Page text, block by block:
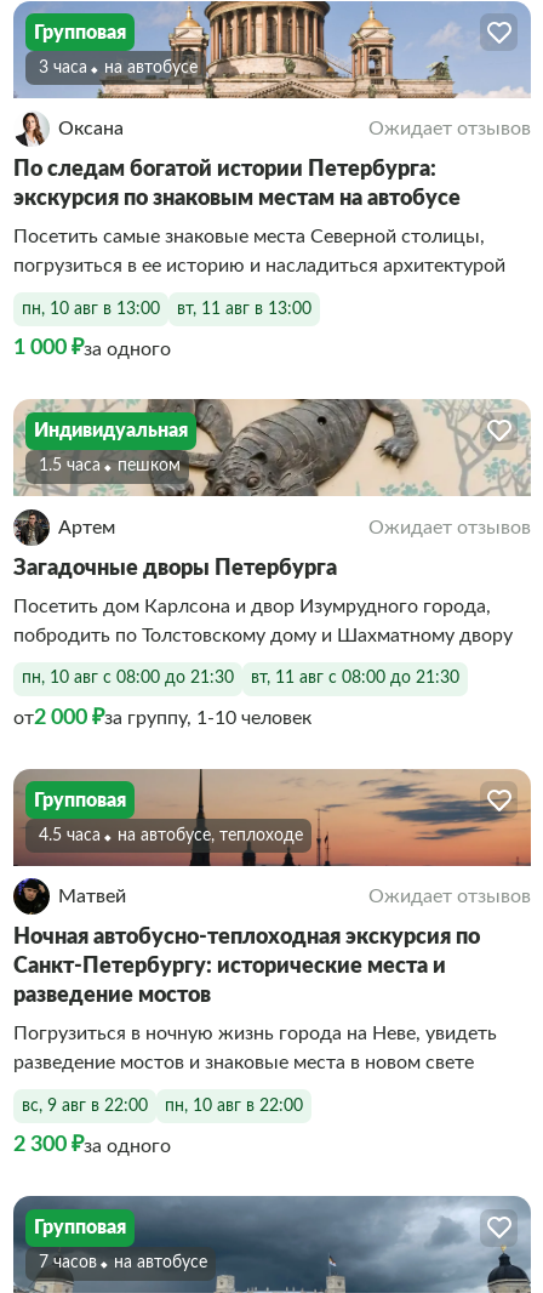
Групповая
3 часа На автобусе
Оксана Ожидает отзывов
По следам богатой истории Петербурга:
экскурсия по знаковым местам на автобусе
Посетить самые знаковые места Северной столицы,
погрузиться в ее историю и насладиться архитектурой
пн, 10 авг в 13:00 вт, 11 авг в 13:00
1 000 ₽за одного
Индивидуальная
1.5 часа Пешком
Артем Ожидает отзывов
Загадочные дворы Петербурга
Посетить дом Карлсона и двор Изумрудного города,
побродить по Толстовскому дому и Шахматному двору
пн, 10 авг с 08:00 до 21:30 вт, 11 авг с 08:00 до 21:30
от2 000 ₽за группу, 1-10 человек
Групповая
4.5 часа На автобусе, теплоходе
Матвей Ожидает отзывов
Ночная автобусно-теплоходная экскурсия по
Санкт-Петербургу: исторические места и
разведение мостов
Погрузиться в ночную жизнь города на Неве, увидеть
разведение мостов и знаковые места в новом свете
вс, 9 авг в 22:00 пн, 10 авг в 22:00
2 300 ₽за одного
Групповая
7 часов На автобусе